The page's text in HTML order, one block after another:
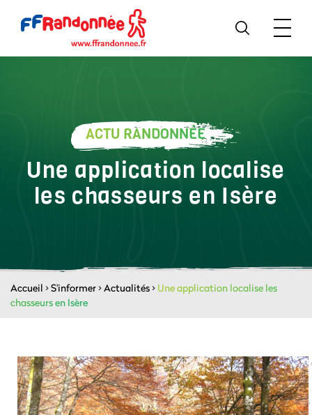
ACTU RANDONNÉE
Une application localise
les chasseurs en Isère
Accueil >S'informer>Actualités> Une application localise les
chasseurs en Isère